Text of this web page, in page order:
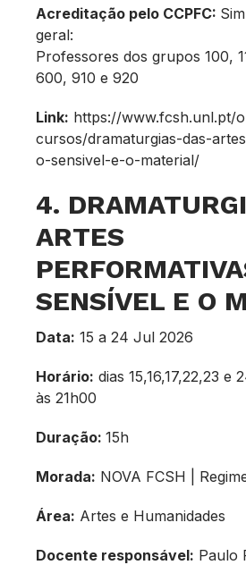
Acreditação pelo CCPFC:
geral:
Professores dos grupos 100,
600, 910 e 920
Link: https://www.fcsh.unl.pt/
cursos/dramaturgias-das-
o-sensivel-e-o-material/
4.
ARTES
SENSÍVEL E O
Data: 15 a 24 Jul 2026
Horário: dias 15,16,17,22,23 e
às 21h00
Duração: 15h
Morada: NOVA FCSH |
Área: Artes e Humanidades
Docente responsável: Paulo